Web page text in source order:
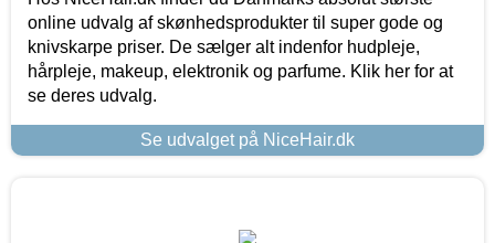
online udvalg af skønhedsprodukter til super gode og
knivskarpe priser. De sælger alt indenfor hudpleje,
hårpleje, makeup, elektronik og parfume. Klik her for at
se deres udvalg.
Se udvalget på NiceHair.dk